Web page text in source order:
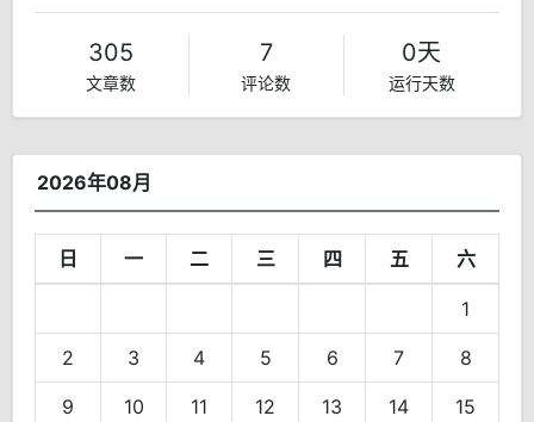
305
文章数
7
评论数
0天
运行天数
2026年08月
日 一 二 三 四 五 六
1
2 3 4 5 6 7 8
9 10 11 12 13 14 15